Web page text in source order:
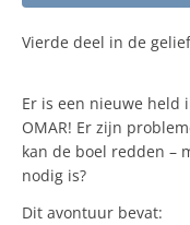
Vierde deel in de
Er is een nieuwe held
OMAR! Er zijn
kan de boel redden –
nodig is?
Dit avontuur bevat: